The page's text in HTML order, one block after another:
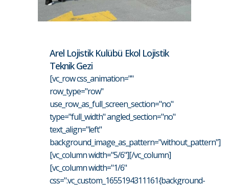
Arel Lojistik Kulübü Ekol Lojistik
Teknik Gezi
[vc_row css_animation=""
row_type="row"
use_row_as_full_screen_section="no"
type="full_width" angled_section="no"
text_align="left"
background_image_as_pattern="without_pattern"]
[vc_column width="5/6"][/vc_column]
[vc_column width="1/6"
css=".vc_custom_1655194311161{background-